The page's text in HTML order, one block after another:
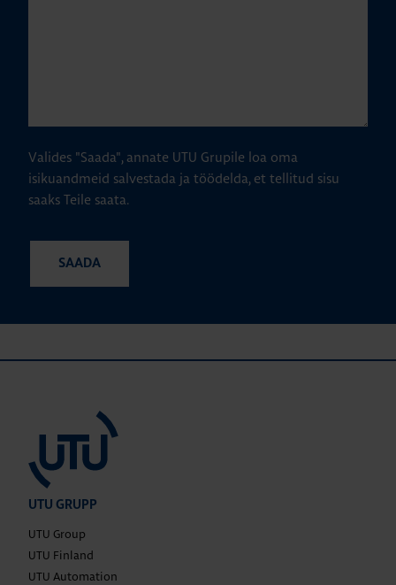
Valides "Saada", annate UTU Grupile loa oma
isikuandmeid salvestada ja töödelda, et tellitud sisu
saaks Teile saata.
UTU GRUPP
UTU Group
UTU Finland
UTU Automation